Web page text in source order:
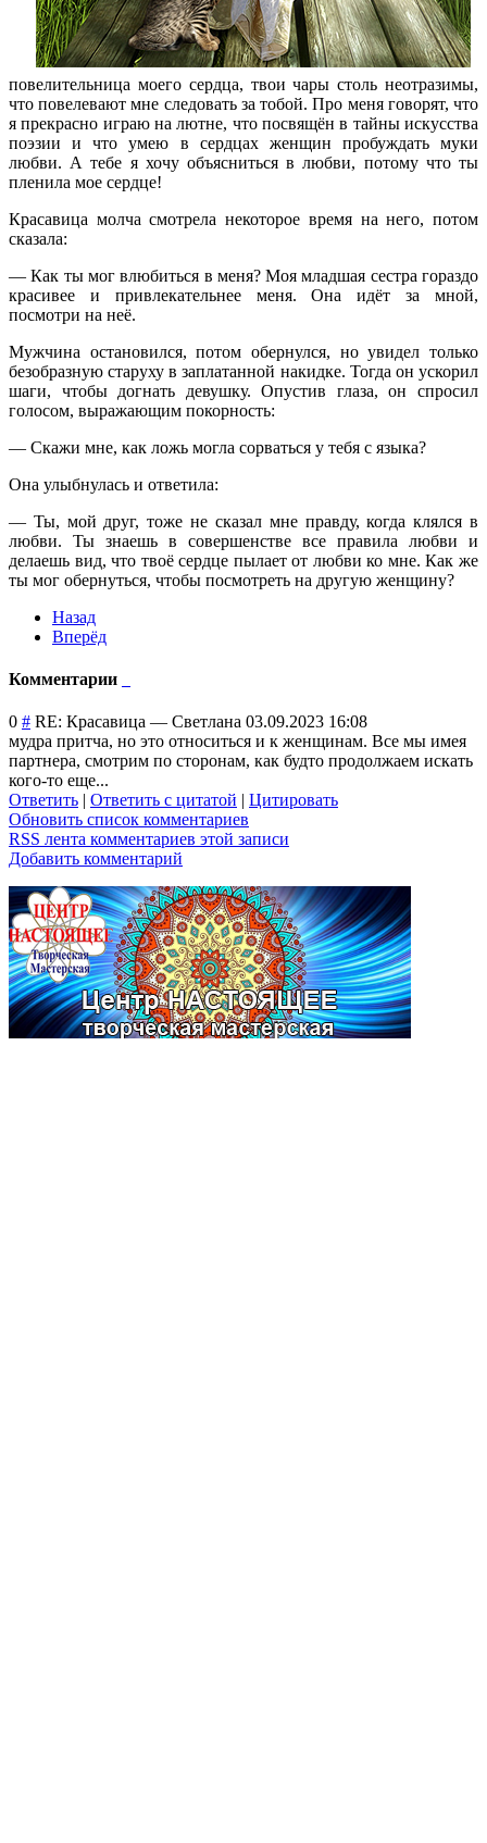
повелительница моего сердца, твои чары столь неотразимы,
что повелевают мне следовать за тобой. Про меня говорят, что
я прекрасно играю на лютне, что посвящён в тайны искусства
поэзии и что умею в сердцах женщин пробуждать муки
любви. А тебе я хочу объясниться в любви, потому что ты
пленила мое сердце!
Красавица молча смотрела некоторое время на него, потом
сказала:
— Как ты мог влюбиться в меня? Моя младшая сестра гораздо
красивее и привлекательнее меня. Она идёт за мной,
посмотри на неё.
Мужчина остановился, потом обернулся, но увидел только
безобразную старуху в заплатанной накидке. Тогда он ускорил
шаги, чтобы догнать девушку. Опустив глаза, он спросил
голосом, выражающим покорность:
— Скажи мне, как ложь могла сорваться у тебя с языка?
Она улыбнулась и ответила:
— Ты, мой друг, тоже не сказал мне правду, когда клялся в
любви. Ты знаешь в совершенстве все правила любви и
делаешь вид, что твоё сердце пылает от любви ко мне. Как же
ты мог обернуться, чтобы посмотреть на другую женщину?
Назад
Вперёд
Комментарии
0 # RE: Красавица — Светлана 03.09.2023 16:08
мудра притча, но это относиться и к женщинам. Все мы имея
партнера, смотрим по сторонам, как будто продолжаем искать
кого-то еще...
Ответить | Ответить с цитатой | Цитировать
Обновить список комментариев
RSS лента комментариев этой записи
Добавить комментарий